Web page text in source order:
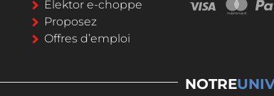
Elektor e-choppe
Proposez
Offres d’emploi
NOTRE